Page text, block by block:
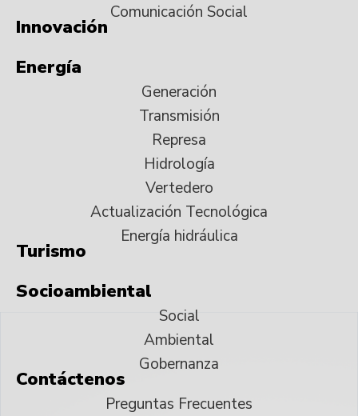
Comunicación Social
Innovación
Energía
Generación
Transmisión
Represa
Hidrología
Vertedero
Actualización Tecnológica
Energía hidráulica
Turismo
Socioambiental
Social
Ambiental
Gobernanza
Contáctenos
Preguntas Frecuentes